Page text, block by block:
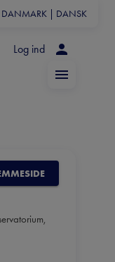
DANMARK DANSK
Log ind